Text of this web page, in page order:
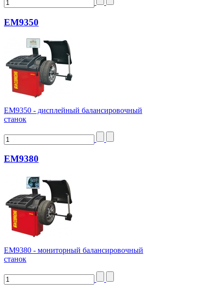
EM9350
ЕМ9350 - дисплейный балансировочный
станок
EM9380
ЕМ9380 - мониторный балансировочный
станок